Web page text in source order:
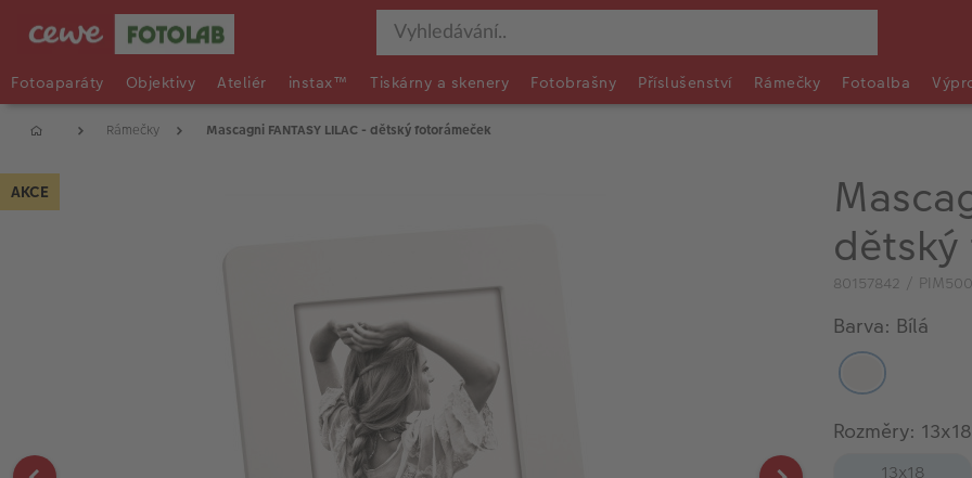
Fotoaparáty Objektivy Ateliér instax™ Tiskárny a skenery Fotobrašny Příslušenství Rámečky Fotoalba
Rámečky Mascagni FANTASY LILAC - dětský fotorámeček
AKCE
80157842 /
Barva: Bílá
Rozměry: 13x18
13x18